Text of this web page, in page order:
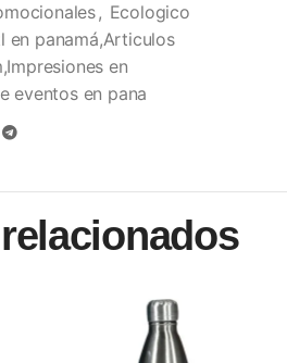
, Ecologico
en panamá,Articulos
en
eventos en pana